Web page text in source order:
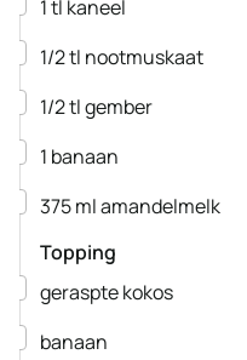
1tl kaneel
▢
1/2tl nootmuskaat
▢
1/2tlgember
▢
1 banaan
▢
375mlamandelmelk
Topping
▢
geraspte kokos
▢
banaan